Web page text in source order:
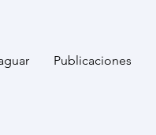
Publicaciones